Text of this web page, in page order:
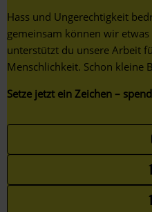
Hass und Ungerechtigkeit
gemeinsam können wir
unterstützt du unsere Arbeit
Menschlichkeit. Schon kleine
Setze jetzt ein Zeichen –
your
favorite